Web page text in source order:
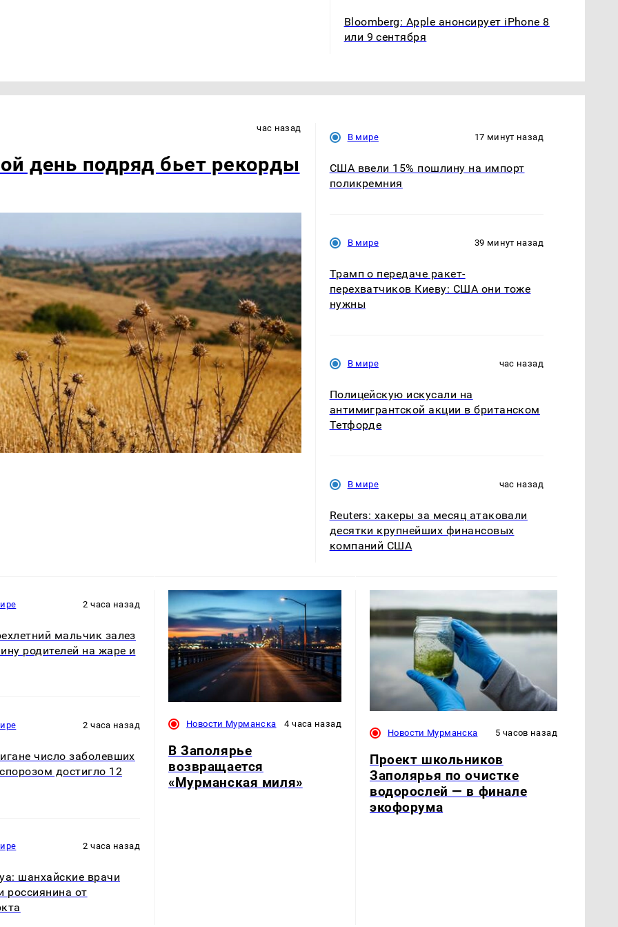
Bloomberg: Apple анонсирует iPhone 8
или 9 сентября
час назад
день подряд бьет рекорды
В мире 17 минут назад
США ввели 15% пошлину на импорт
поликремния
В мире 39 минут назад
Трамп о передаче ракет-
перехватчиков Киеву: США они тоже
нужны
В мире час назад
Полицейскую искусали на
антимигрантской акции в британском
Тетфорде
В мире час назад
Reuters: хакеры за месяц атаковали
десятки крупнейших финансовых
компаний США
2 часа назад
мальчик залез
родителей на жаре и
2 часа назад
число заболевших
достигло 12
2 часа назад
шанхайские врачи
россиянина от
Новости Мурманска 4 часа назад
В Заполярье
возвращается
«Мурманская миля»
Новости Мурманска 5 часов назад
Проект школьников
Заполярья по очистке
водорослей — в финале
экофорума